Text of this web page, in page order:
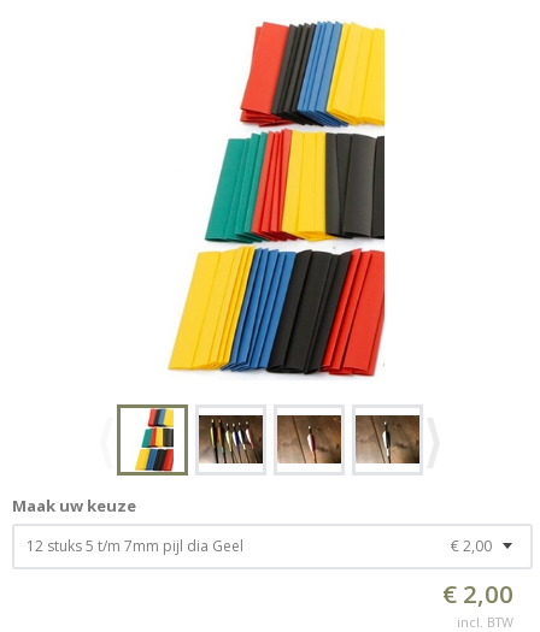
Maak uw keuze
12 stuks 5 t/m 7mm pijl dia Geel € 2,00
€ 2,00
incl. BTW